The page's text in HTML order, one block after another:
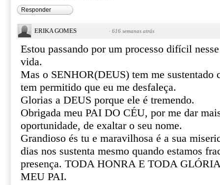
Responder
ERIKA GOMES · 616 semanas atrás
Estou passando por um processo difícil
vida.
Mas o SENHOR(DEUS) tem me sustentado
tem permitido que eu me desfaleça.
Glorias a DEUS porque ele é tremendo.
Obrigada meu PAI DO CÉU, por me dar
oportunidade, de exaltar o seu nome.
Grandioso és tu e maravilhosa é a sua
dias nos sustenta mesmo quando estamos
presença. TODA HONRA E TODA
MEU PAI.